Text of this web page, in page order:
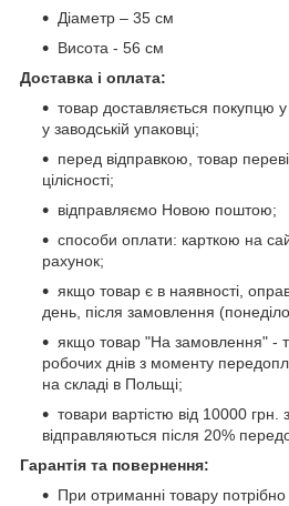
Діаметр – 35 см
Висота - 56 см
Доставка і оплата:
товар доставляється покупцю у
у заводській упаковці;
перед відправкою, товар
цілісності;
відправляємо Новою поштою;
способи оплати: карткою на
рахунок;
якщо товар є в наявності,
день, після замовлення
якщо товар "На замовлення" -
робочих днів з моменту
на складі в Польщі;
товари вартістю від 10000
відправляються після 20%
Гарантія та повернення:
При отриманні товару